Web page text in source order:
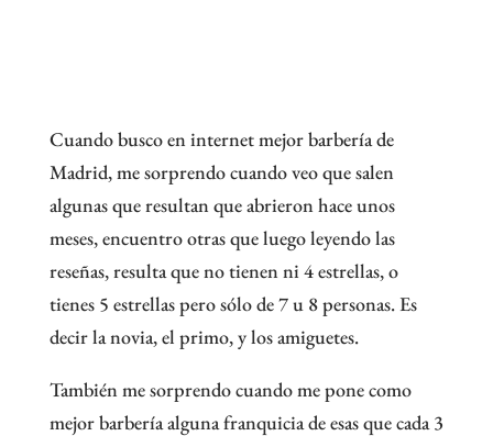
Cuando busco en internet mejor barbería de
Madrid, me sorprendo cuando veo que salen
algunas que resultan que abrieron hace unos
meses, encuentro otras que luego leyendo las
reseñas, resulta que no tienen ni 4 estrellas, o
tienes 5 estrellas pero sólo de 7 u 8 personas. Es
decir la novia, el primo, y los amiguetes.
También me sorprendo cuando me pone como
mejor barbería alguna franquicia de esas que cada 3